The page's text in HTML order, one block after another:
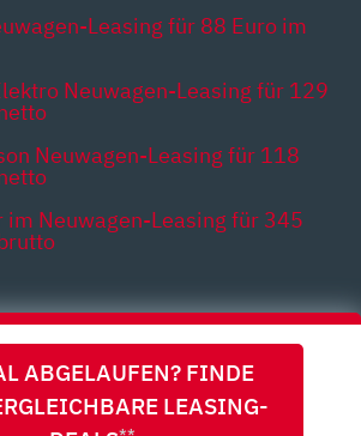
ABGELAUFEN? FINDE
LEASING-
Leasing für 88 Euro im
Neuwagen-Leasing für 129
Neuwagen-Leasing für 118
im Neuwagen-Leasing für 345